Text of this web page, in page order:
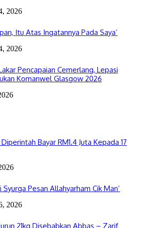
2026
Itu Atas Ingatannya Pada Saya’
2026
Pencapaian Cemerlang, Lepasi
Komanwel Glasgow 2026
Bayar RM1.4 Juta Kepada 17
Syurga Pesan Allahyarham Cik Man’
2026
21kg Disebabkan Abbas – Zarif